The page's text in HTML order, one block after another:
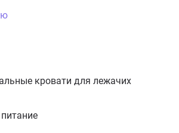
кровати для лежачих